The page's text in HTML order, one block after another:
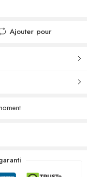
Ajouter pour